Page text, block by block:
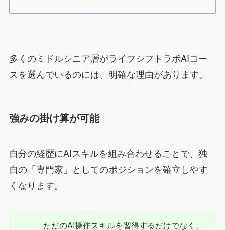
多くのミドルシニア層がライフシフトラボAIコー
スを選んでいるのには、明確な理由があります。
強みの掛け算が可能
自分の経歴にAIスキルを組み合わせることで、独
自の「専門家」としてのポジションを確立しやす
くなります。
ただのAI操作スキルを習得するだけでなく、